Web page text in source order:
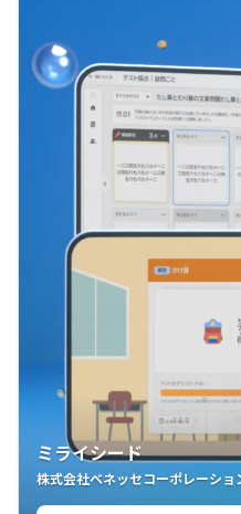
ミライシード
株式会社ベネッセコーポレーショ